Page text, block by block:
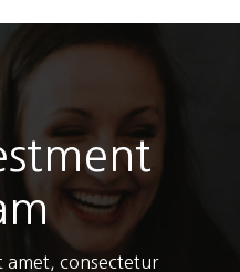
amet, consectetur